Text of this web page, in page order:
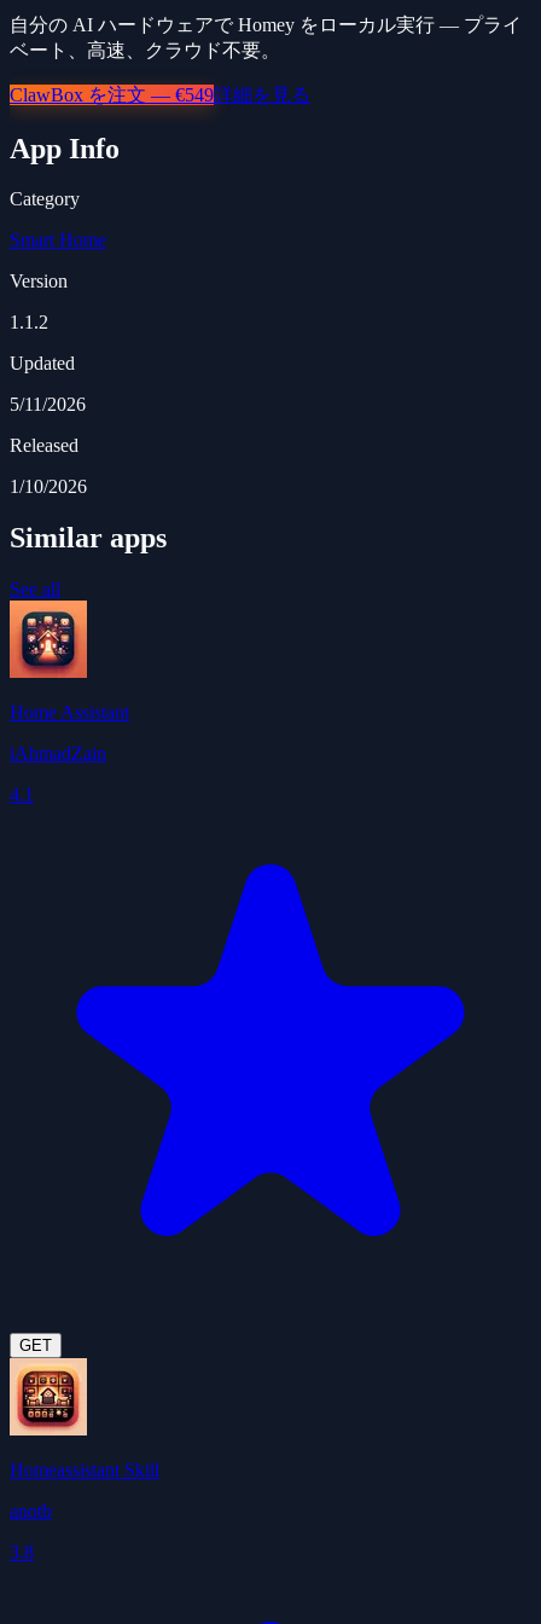
自分の AI ハードウェアで Homey をローカル実行 — プライ
ベート、高速、クラウド不要。
ClawBox を注文 — €549詳細を見る
App Info
Category
Smart Home
Version
1.1.2
Updated
5/11/2026
Released
1/10/2026
Similar apps
See all
Home Assistant
iAhmadZain
4.1
GET
Homeassistant Skill
anotb
3.8